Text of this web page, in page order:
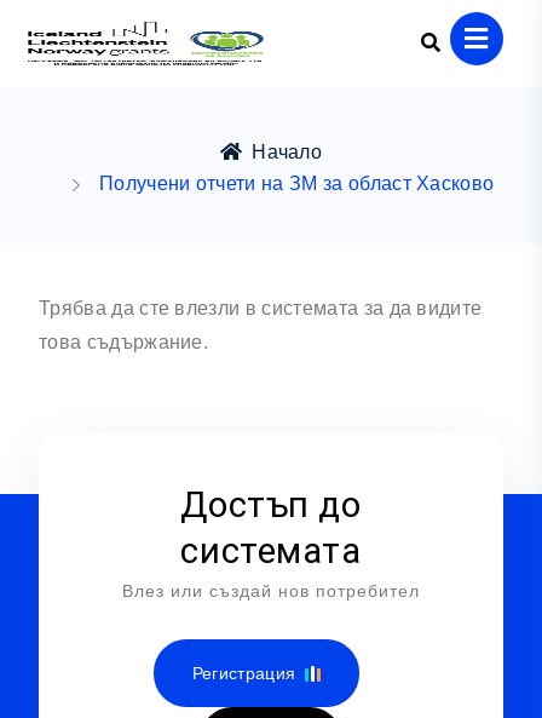
Начало
Получени отчети на ЗМ за област Хасково
Трябва да сте влезли в системата за да видите
това съдържание.
Достъп до
системата
Влез или създай нов потребител
Регистрация